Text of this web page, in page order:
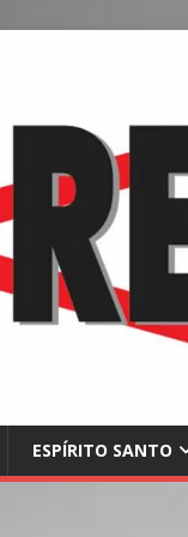
ESPÍRITO SANTO